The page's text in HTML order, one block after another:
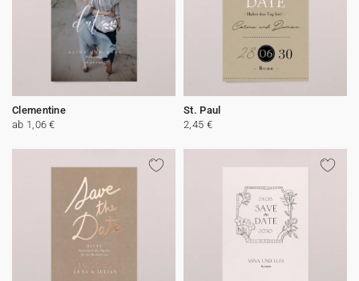
Clementine
ab 1,06 €
St. Paul
2,45 €